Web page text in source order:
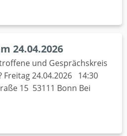
24.04.2026
und Gesprächskreis
24.04.2026 14:30
15 53111 Bonn Bei